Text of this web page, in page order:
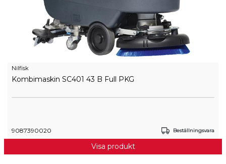
Nilfisk
Kombimaskin SC401 43 B Full PKG
9087390020 Beställningsvara
Visa produkt